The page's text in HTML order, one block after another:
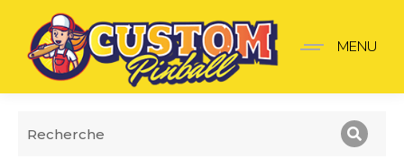
Insider pro V2 Stranger
MENU